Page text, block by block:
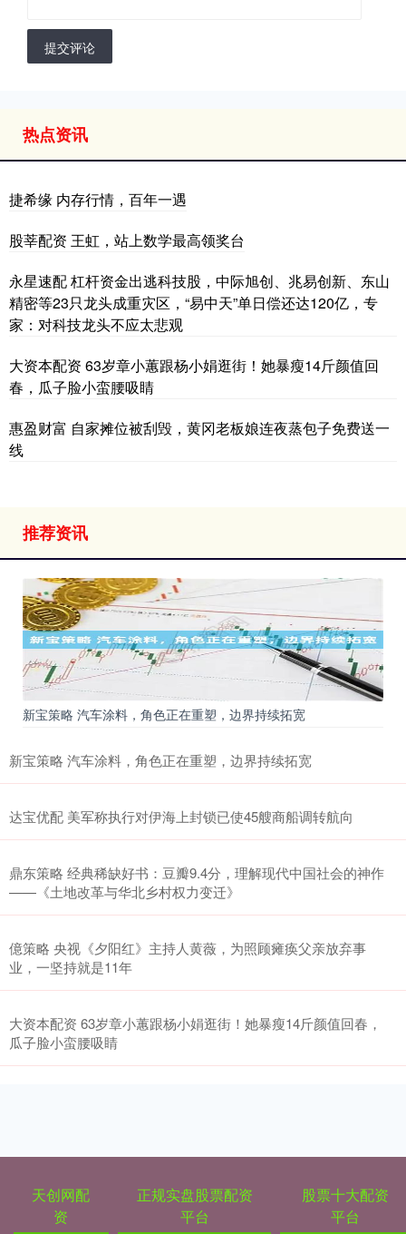
提交评论
热点资讯
捷希缘 内存行情，百年一遇
股莘配资 王虹，站上数学最高领奖台
永星速配 杠杆资金出逃科技股，中际旭创、兆易创新、东山
精密等23只龙头成重灾区，“易中天”单日偿还达120亿，专
家：对科技龙头不应太悲观
大资本配资 63岁章小蕙跟杨小娟逛街！她暴瘦14斤颜值回
春，瓜子脸小蛮腰吸睛
惠盈财富 自家摊位被刮毁，黄冈老板娘连夜蒸包子免费送一
线
推荐资讯
新宝策略 汽车涂料，角色正在重塑，边界持续拓宽
新宝策略 汽车涂料，角色正在重塑，边界持续拓宽
达宝优配 美军称执行对伊海上封锁已使45艘商船调转航向
鼎东策略 经典稀缺好书：豆瓣9.4分，理解现代中国社会的神作
——《土地改革与华北乡村权力变迁》
億策略 央视《夕阳红》主持人黄薇，为照顾瘫痪父亲放弃事
业，一坚持就是11年
大资本配资 63岁章小蕙跟杨小娟逛街！她暴瘦14斤颜值回春，
瓜子脸小蛮腰吸睛
天创网配
资
正规实盘股票配资
平台
股票十大配资
平台